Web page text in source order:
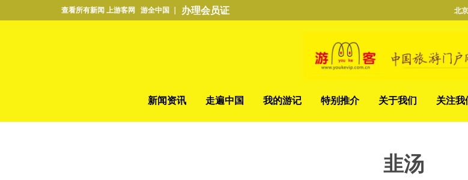
查看所有新闻 上游客网 游全中国 ｜ 办理会员证 北
新闻资讯 走遍中国 我的游记 特别推介 关于我们 关注我
韭汤